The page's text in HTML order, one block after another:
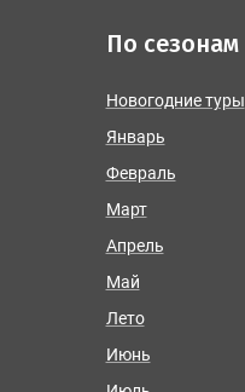
По сезонам
Новогодние туры
Январь
Февраль
Март
Апрель
Май
Лето
Июнь